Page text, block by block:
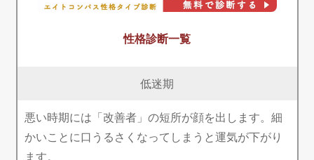
性格診断一覧
低迷期
悪い時期には「改善者」の短所が顔を出します。細
かいことに口うるさくなってしまうと運気が下がり
ます。